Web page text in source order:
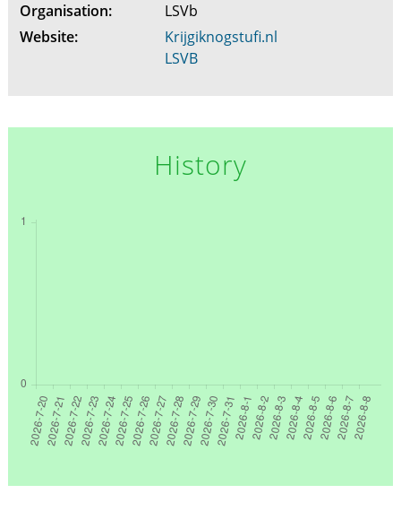
Organisation:
LSVb
Website:
Krijgiknogstufi.nl
LSVB
History